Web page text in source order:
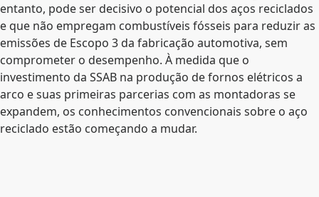
entanto, pode ser decisivo o potencial dos aços reciclados
e que não empregam combustíveis fósseis para reduzir as
emissões de Escopo 3 da fabricação automotiva, sem
comprometer o desempenho. À medida que o
investimento da SSAB na produção de fornos elétricos a
arco e suas primeiras parcerias com as montadoras se
expandem, os conhecimentos convencionais sobre o aço
reciclado estão começando a mudar.